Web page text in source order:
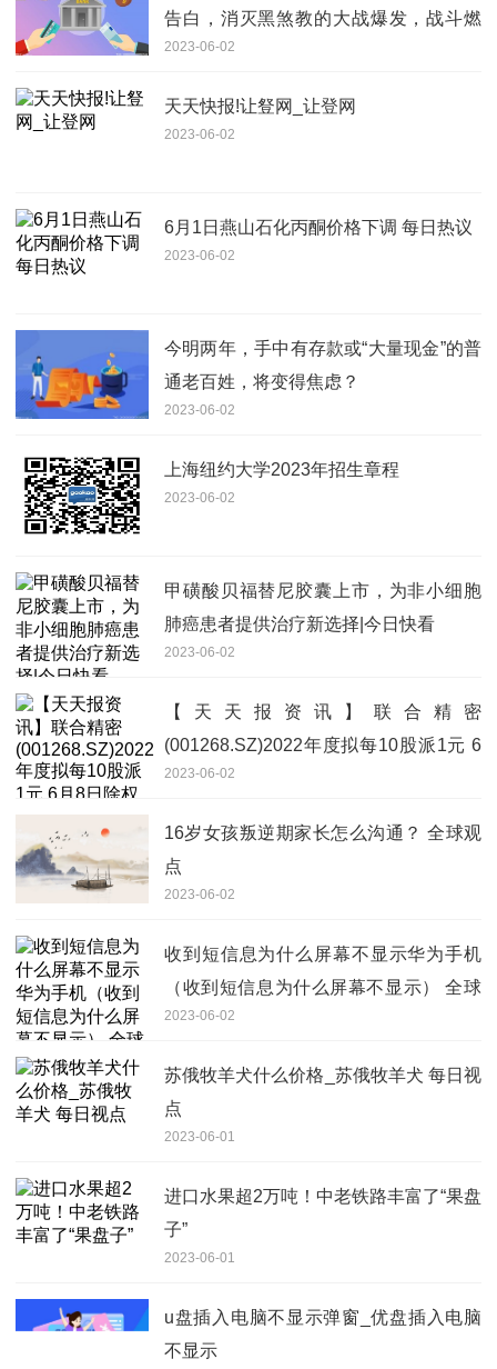
告白，消灭黑煞教的大战爆发，战斗燃
爆
2023-06-02
天天快报!让豋网_让登网
2023-06-02
6月1日燕山石化丙酮价格下调 每日热议
2023-06-02
今明两年，手中有存款或“大量现金”的普
通老百姓，将变得焦虑？
2023-06-02
上海纽约大学2023年招生章程
2023-06-02
甲磺酸贝福替尼胶囊上市，为非小细胞
肺癌患者提供治疗新选择|今日快看
2023-06-02
【天天报资讯】联合精密
(001268.SZ)2022年度拟每10股派1元 6
月8日除权除息
2023-06-02
16岁女孩叛逆期家长怎么沟通？ 全球观
点
2023-06-02
收到短信息为什么屏幕不显示华为手机
（收到短信息为什么屏幕不显示） 全球
速看料
2023-06-02
苏俄牧羊犬什么价格_苏俄牧羊犬 每日视
点
2023-06-01
进口水果超2万吨！中老铁路丰富了“果盘
子”
2023-06-01
u盘插入电脑不显示弹窗_优盘插入电脑
不显示